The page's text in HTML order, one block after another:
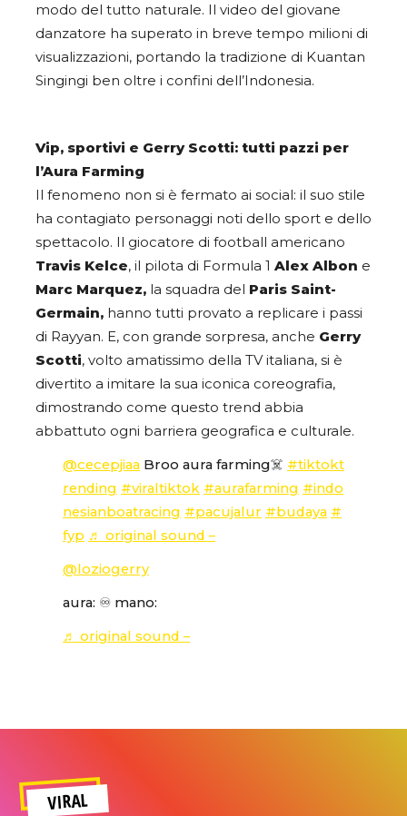
modo del tutto naturale. Il video del giovane
danzatore ha superato in breve tempo milioni di
visualizzazioni, portando la tradizione di Kuantan
Singingi ben oltre i confini dell’Indonesia.
Vip, sportivi e Gerry Scotti: tutti pazzi per
l’Aura Farming
Il fenomeno non si è fermato ai social: il suo stile
ha contagiato personaggi noti dello sport e dello
spettacolo. Il giocatore di football americano
Travis Kelce, il pilota di Formula 1 Alex Albon e
Marc Marquez, la squadra del Paris Saint-
Germain, hanno tutti provato a replicare i passi
di Rayyan. E, con grande sorpresa, anche Gerry
Scotti, volto amatissimo della TV italiana, si è
divertito a imitare la sua iconica coreografia,
dimostrando come questo trend abbia
abbattuto ogni barriera geografica e culturale.
@cecepjiaa Broo aura farming☠️ #tiktokt
rending #viraltiktok #aurafarming #indo
nesianboatracing #pacujalur #budaya #
fyp ♬ original sound –
@loziogerry
aura: ♾️ mano:
♬ original sound –
VIRAL